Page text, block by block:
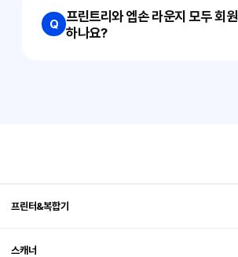
Q 프린트리와 엡손 라운지 모두 회
하나요?
프린터&복합기
스캐너